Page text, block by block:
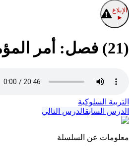
الإبلاغ
►
(21) فصل: أمر المؤمنين بالتنظف
التربية السلوكية
الدرس السابقالدرس التالي
معلومات عن السلسلة